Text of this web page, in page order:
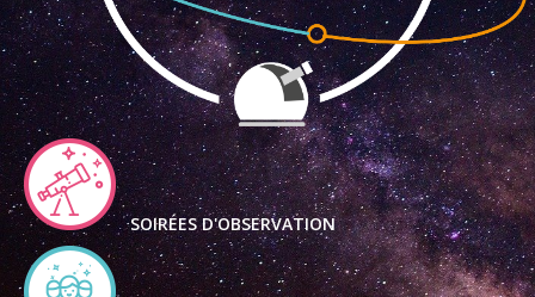
SOIRÉES D'OBSERVATION